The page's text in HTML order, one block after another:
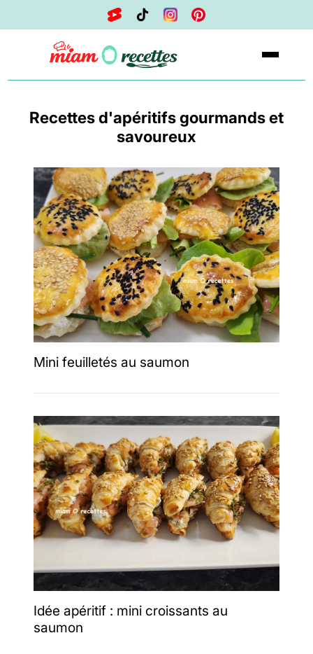
Recettes d'apéritifs gourmands et
savoureux
Mini feuilletés au saumon
Idée apéritif : mini croissants au
saumon